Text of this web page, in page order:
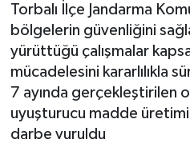
Torbalı İlçe Jandarma
bölgelerin güvenliğini
yürüttüğü çalışmalar
mücadelesini kararlılıkla
7 ayında gerçekleştirilen
uyuşturucu madde
darbe vuruldu
Süper Lig Puan
Tüm Manşetler
Son Dakika Haberleri